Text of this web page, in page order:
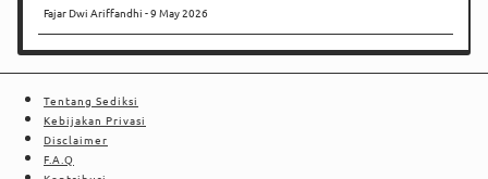
Fajar Dwi Ariffandhi 9 May 2026
Tentang Sediksi
Kebijakan Privasi
Disclaimer
F.A.Q